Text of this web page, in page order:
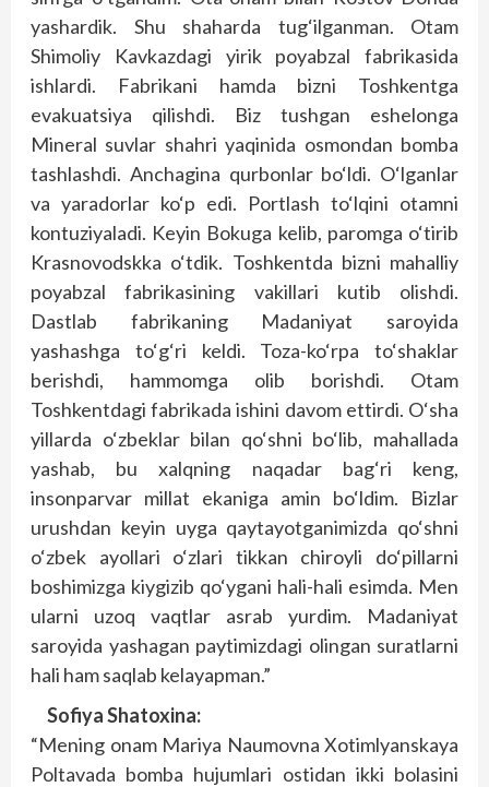
yashardik. Shu shaharda tug‘ilganman. Otam
Shimoliy Kavkazdagi yirik poyabzal fabrikasida
ishlardi. Fabrikani hamda bizni Toshkentga
evakuatsiya qilishdi. Biz tushgan eshelonga
Mineral suvlar shahri yaqinida osmondan bomba
tashlashdi. Anchagina qurbonlar bo‘ldi. O‘lganlar
va yaradorlar ko‘p edi. Portlash to‘lqini otamni
kontuziyaladi. Keyin Bokuga kelib, paromga o‘tirib
Krasnovodskka o‘tdik. Toshkentda bizni mahalliy
poyabzal fabrikasining vakillari kutib olishdi.
Dastlab fabrikaning Madaniyat saroyida
yashashga to‘g‘ri keldi. Toza-ko‘rpa to‘shaklar
berishdi, hammomga olib borishdi. Otam
Toshkentdagi fabrikada ishini davom ettirdi. O‘sha
yillarda o‘zbeklar bilan qo‘shni bo‘lib, mahallada
yashab, bu xalqning naqadar bag‘ri keng,
insonparvar millat ekaniga amin bo‘ldim. Bizlar
urushdan keyin uyga qaytayotganimizda qo‘shni
o‘zbek ayollari o‘zlari tikkan chiroyli do‘pillarni
boshimizga kiygizib qo‘ygani hali-hali esimda. Men
ularni uzoq vaqtlar asrab yurdim. Madaniyat
saroyida yashagan paytimizdagi olingan suratlarni
hali ham saqlab kelayapman.”
Sofiya Shatoxina:
“Mening onam Mariya Naumovna Xotimlyanskaya
Poltavada bomba hujumlari ostidan ikki bolasini